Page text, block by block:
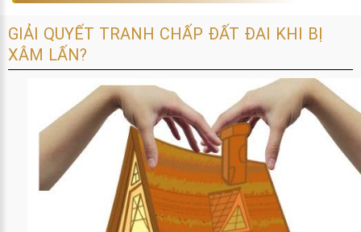
GIẢI QUYẾT TRANH CHẤP ĐẤT ĐAI KHI BỊ
XÂM LẤN?